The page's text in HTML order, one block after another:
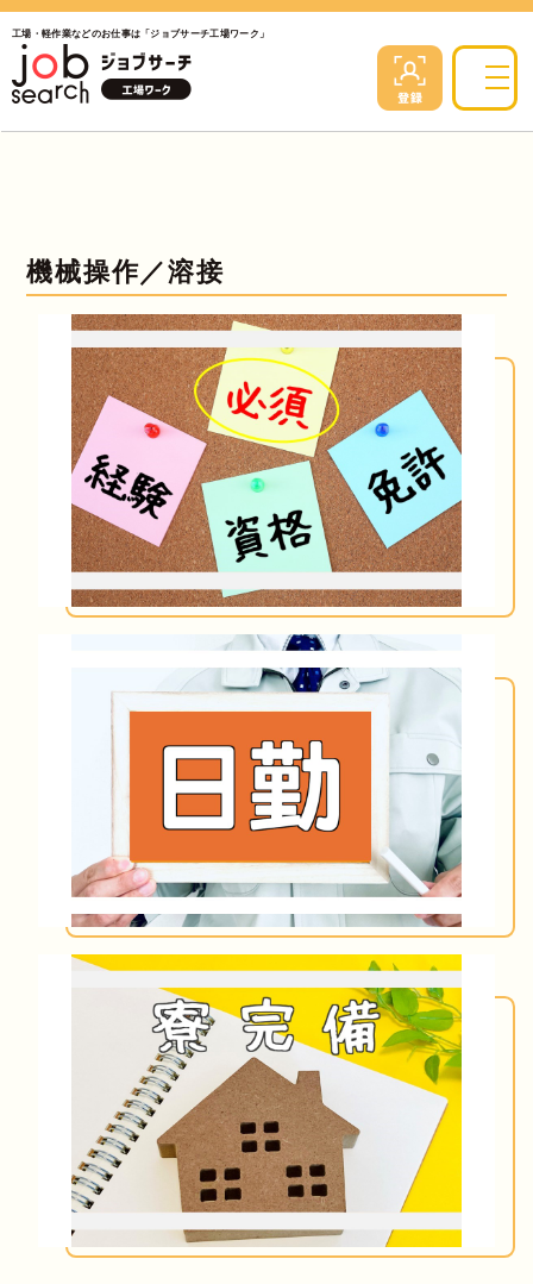
工場・軽作業などのお仕事は「ジョブサーチ工場ワーク」
機械操作／溶接